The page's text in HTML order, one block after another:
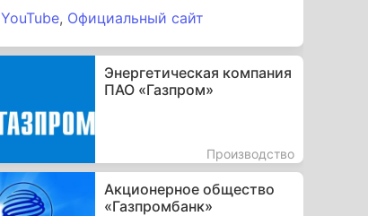
YouTube, Официальный сайт
Энергетическая компания
ПАО «Газпром»
Производство
Акционерное общество
«Газпромбанк»